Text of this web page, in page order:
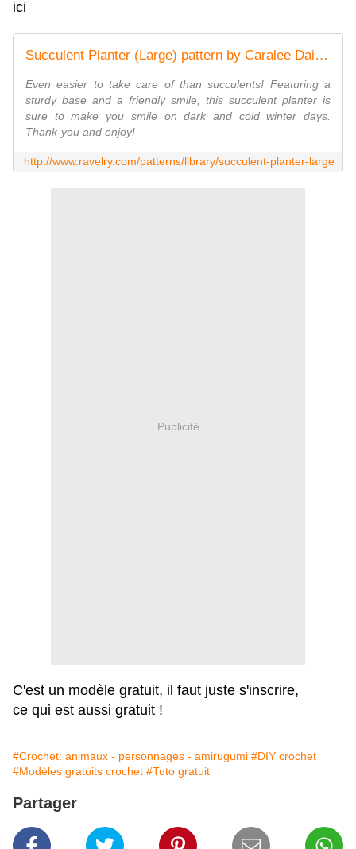
ici
Succulent Planter (Large) pattern by Caralee Daigle Hau
Even easier to take care of than succulents! Featuring a
sturdy base and a friendly smile, this succulent planter is
sure to make you smile on dark and cold winter days.
Thank-you and enjoy!
http://www.ravelry.com/patterns/library/succulent-planter-large
Publicité
C'est un modèle gratuit, il faut juste s'inscrire,
ce qui est aussi gratuit !
#Crochet: animaux - personnages - amirugumi #DIY crochet
#Modèles gratuits crochet #Tuto gratuit
Partager